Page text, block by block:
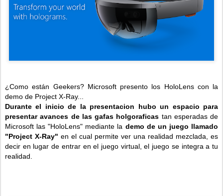
¿Como están Geekers? Microsoft presento los HoloLens con la
demo de Project X-Ray...
Durante el inicio de la presentacion hubo un espacio para
presentar avances de las gafas holgoraficas tan esperadas de
Microsoft las "HoloLens" mediante la demo de un juego llamado
"Project X-Ray" en el cual permite ver una realidad mezclada, es
decir en lugar de entrar en el juego virtual, el juego se integra a tu
realidad.